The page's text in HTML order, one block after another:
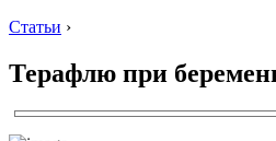
Статьи ›
Терафлю при